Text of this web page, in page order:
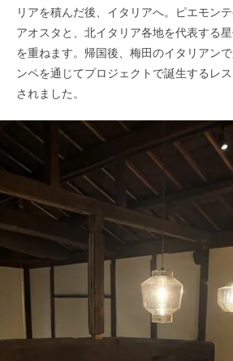
リアを積んだ後、イタリアへ。ピエモン
アオスタと、北イタリア各地を代表する
を重ねます。帰国後、梅田のイタリアン
ンペを通じてプロジェクトで誕生するレ
されました。